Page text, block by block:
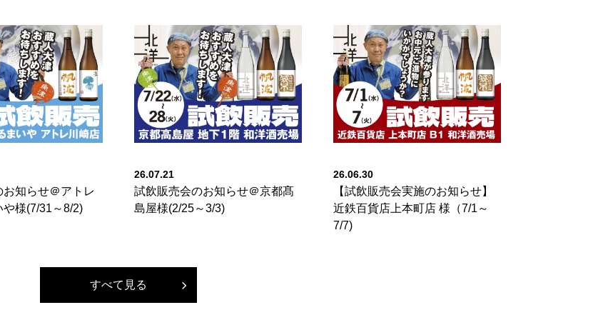
知らせ＠アトレ
や様(7/31～8/2)
26.07.21
試飲販売会のお知らせ＠京都髙
島屋様(2/25～3/3)
26.06.30
【試飲販売会実施のお知らせ】
近鉄百貨店上本町店 様（7/1～
7/7)
すべて見る